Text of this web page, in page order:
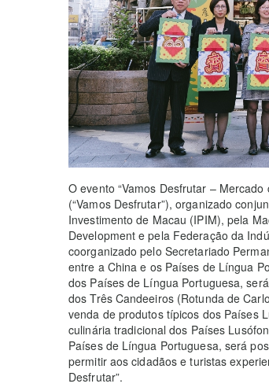
O evento “Vamos Desfrutar –
(“Vamos Desfrutar”), organizado
Investimento de Macau (IPIM), pela
Development e pela Federação da
coorganizado pelo Secretariado
entre a China e os Países de Língua
dos Países de Língua Portuguesa,
dos Três Candeeiros (Rotunda de
venda de produtos típicos dos Países
culinária tradicional dos Países
Países de Língua Portuguesa, será
permitir aos cidadãos e turistas
Desfrutar”.